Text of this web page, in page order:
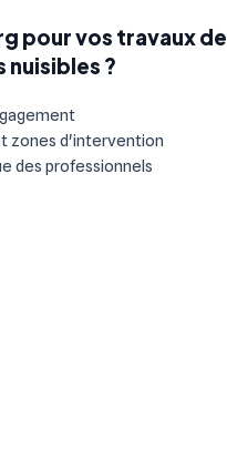
pour vos travaux de
?
zones d'intervention
des professionnels